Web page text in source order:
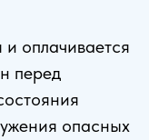
оплачивается
перед
опасных